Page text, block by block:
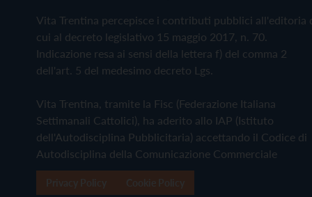
Vita Trentina percepisce i contributi pubblici all'editoria
cui al decreto legislativo 15 maggio 2017, n. 70.
Indicazione resa ai sensi della lettera f) del comma 2
dell'art. 5 del medesimo decreto Lgs.
Vita Trentina, tramite la Fisc (Federazione Italiana
Settimanali Cattolici), ha aderito allo IAP (Istituto
dell'Autodisciplina Pubblicitaria) accettando il Codice di
Autodisciplina della Comunicazione Commerciale